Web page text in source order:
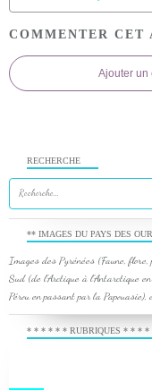
COMMENTER CET
Ajouter un
RECHERCHE
** IMAGES DU PAYS DES
Images des Pyrénées (Faune,
Sud (de l'Arctique à l'Antarctique
Pérou en passant par la Papouasie),
* * * * * * RUBRIQUES * * * *